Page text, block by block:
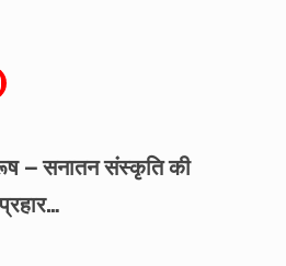
– सनातन संस्कृति की